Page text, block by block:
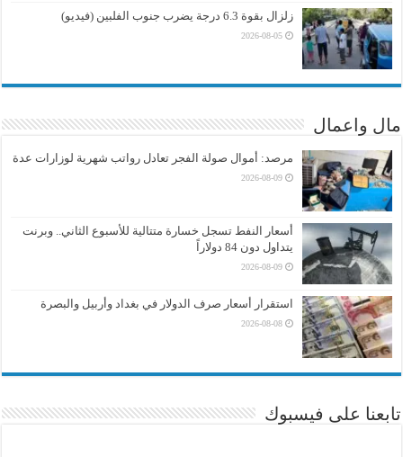
زلزال بقوة 6.3 درجة يضرب جنوب الفلبين (فيديو)
2026-08-05
مال واعمال
مرصد: أموال صولة الفجر تعادل رواتب شهرية لوزارات عدة
2026-08-09
أسعار النفط تسجل خسارة متتالية للأسبوع الثاني.. وبرنت
يتداول دون 84 دولاراً
2026-08-09
استقرار أسعار صرف الدولار في بغداد وأربيل والبصرة
2026-08-08
تابعنا على فيسبوك